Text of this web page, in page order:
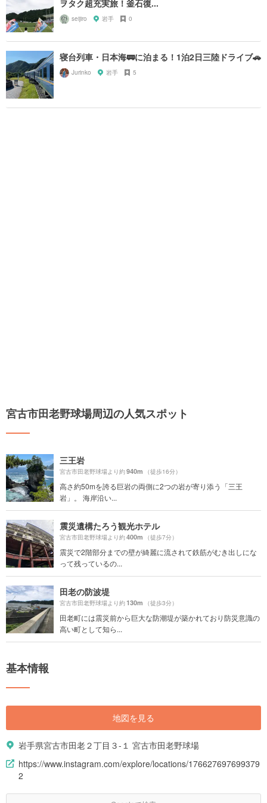
ヲタク超充実旅！釜石復...
seijiro 岩手 0
寝台列車・日本海🚃に泊まる！1泊2日三陸ドライブ🚗
Jurinko 岩手 5
宮古市田老野球場周辺の人気スポット
三王岩
宮古市田老野球場より約940m （徒歩16分）
高さ約50mを誇る巨岩の両側に2つの岩が寄り添う「三王
岩」。 海岸沿い...
震災遺構たろう観光ホテル
宮古市田老野球場より約400m （徒歩7分）
震災で2階部分までの壁が綺麗に流されて鉄筋がむき出しにな
って残っているの...
田老の防波堤
宮古市田老野球場より約130m （徒歩3分）
田老町には震災前から巨大な防潮堤が築かれており防災意識の
高い町として知ら...
基本情報
地図を見る
岩手県宮古市田老２丁目３-１ 宮古市田老野球場
https://www.instagram.com/explore/locations/176627697699379
2